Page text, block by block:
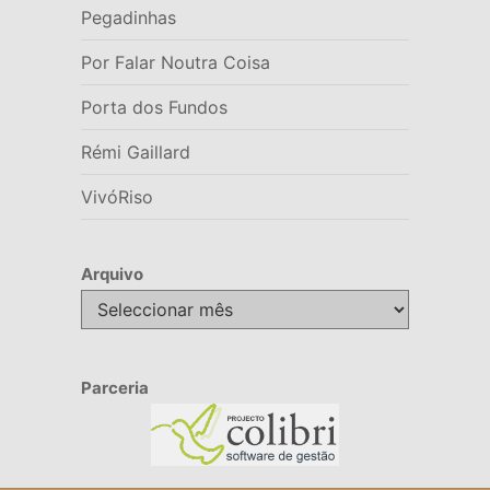
Pegadinhas
Por Falar Noutra Coisa
Porta dos Fundos
Rémi Gaillard
VivóRiso
Arquivo
Arquivo
Parceria